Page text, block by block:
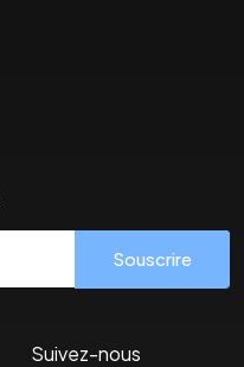
Souscrire
Suivez-nous